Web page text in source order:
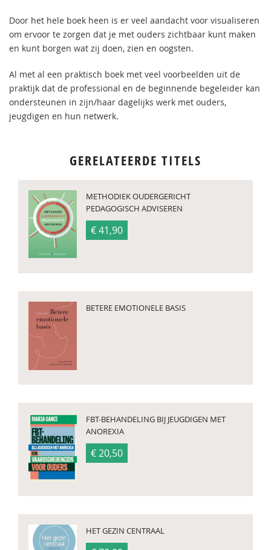
Door het hele boek heen is er veel aandacht voor visualiseren
om ervoor te zorgen dat je met ouders zichtbaar kunt maken
en kunt borgen wat zij doen, zien en oogsten.
Al met al een praktisch boek met veel voorbeelden uit de
praktijk dat de professional en de beginnende begeleider kan
ondersteunen in zijn/haar dagelijks werk met ouders,
jeugdigen en hun netwerk.
GERELATEERDE TITELS
METHODIEK OUDERGERICHT
PEDAGOGISCH ADVISEREN
€ 41,90
BETERE EMOTIONELE BASIS
FBT-BEHANDELING BIJ JEUGDIGEN MET
ANOREXIA
€ 20,50
HET GEZIN CENTRAAL